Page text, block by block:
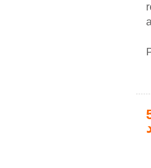
تنظم الدورة الـ 5